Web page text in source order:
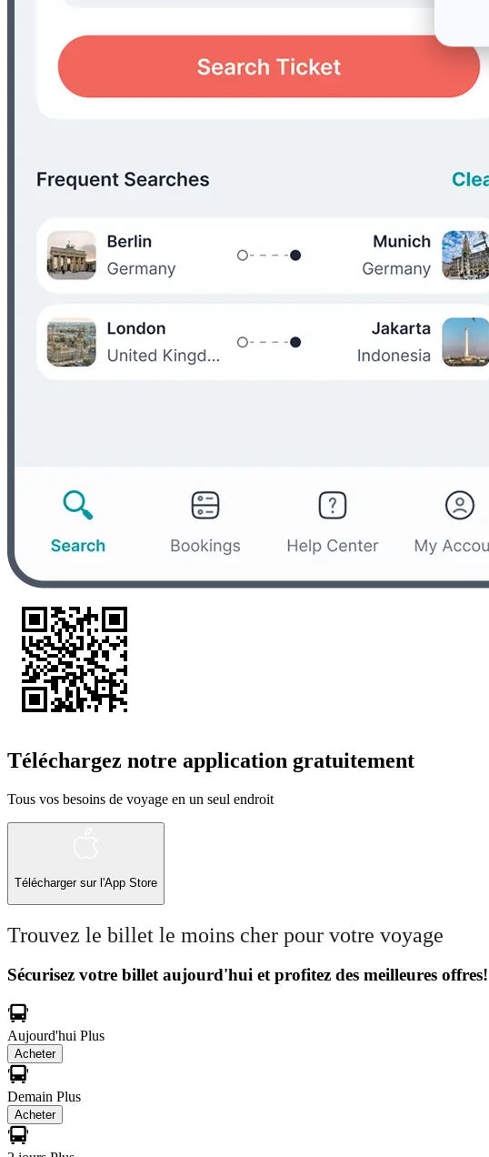
Téléchargez notre application gratuitement
Tous vos besoins de voyage en un seul endroit
Télécharger sur l'App Store
Trouvez le billet le moins cher pour votre voyage
Sécurisez votre billet aujourd'hui et profitez des meilleures offres!
Aujourd'hui Plus
Acheter
Demain Plus
Acheter